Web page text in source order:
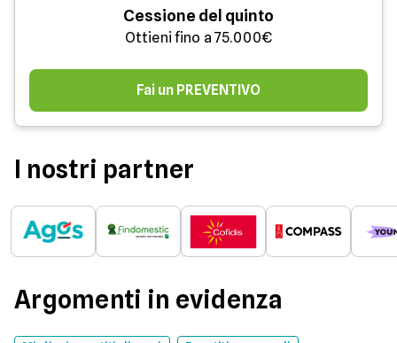
Cessione del quinto
Ottieni fino a 75.000€
Fai un PREVENTIVO
I nostri partner
Argomenti in evidenza